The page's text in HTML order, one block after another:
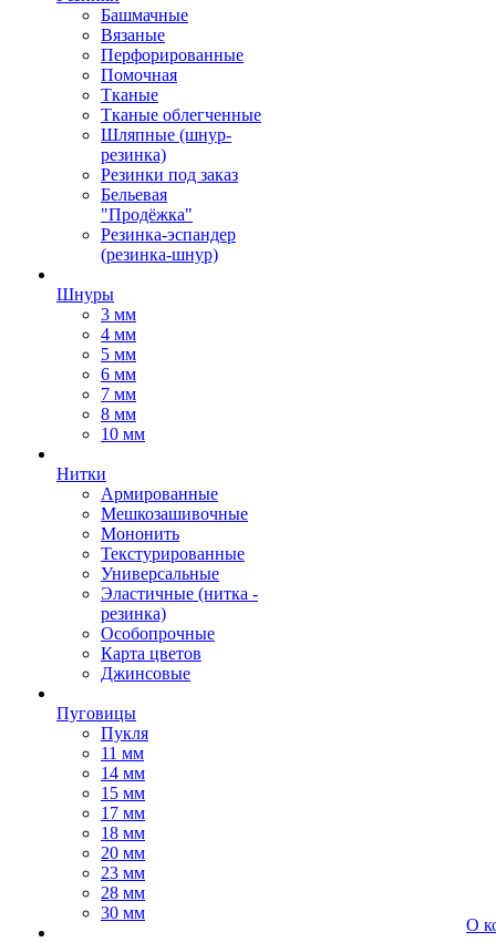
Башмачные
Вязаные
Перфорированные
Помочная
Тканые
Тканые облегченные
Шляпные (шнур-
резинка)
Резинки под заказ
Бельевая
"Продёжка"
Резинка-эспандер
(резинка-шнур)
Шнуры
3 мм
4 мм
5 мм
6 мм
7 мм
8 мм
10 мм
Нитки
Армированные
Мешкозашивочные
Мононить
Текстурированные
Универсальные
Эластичные (нитка -
резинка)
Особопрочные
Карта цветов
Джинсовые
Пуговицы
Пукля
11 мм
14 мм
15 мм
17 мм
18 мм
20 мм
23 мм
28 мм
30 мм
О